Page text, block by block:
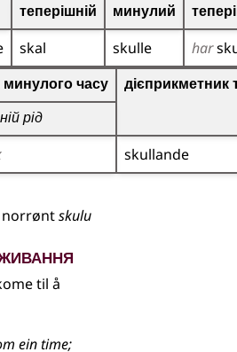
для цього дієслова
теперішній минулий
skal skulle har
дієприкметників для цього
минулого часу
дієприкметник
рід
skullande
norrøntskulu
til å
ein time;